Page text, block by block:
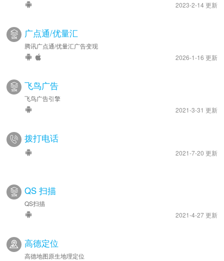
2023-2-14 更新
广点通/优量汇
腾讯广点通/优量汇广告变现
2026-1-16 更新
飞鸟广告
飞鸟广告引擎
2021-3-31 更新
拨打电话
2021-7-20 更新
QS 扫描
QS扫描
2021-4-27 更新
高德定位
高德地图原生地理定位